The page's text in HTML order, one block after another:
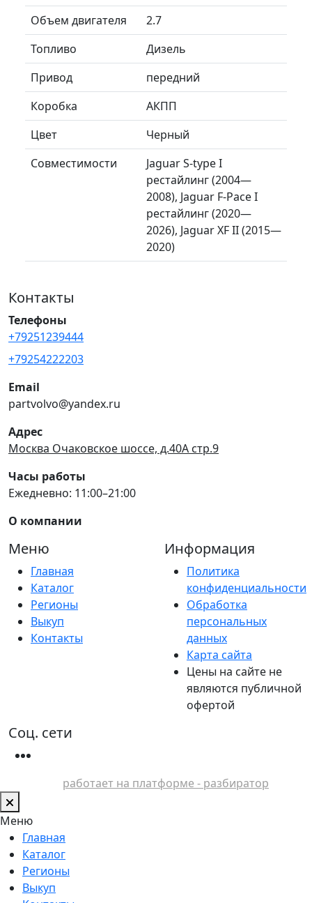
Объем двигателя
2.7
Топливо
Дизель
Привод
передний
Коробка
АКПП
Цвет
Черный
Совместимости
Jaguar S-type I
рестайлинг (2004—
2008), Jaguar F-Pace I
рестайлинг (2020—
2026), Jaguar XF II (2015—
2020)
Контакты
Телефоны
+79251239444
+79254222203
Email
partvolvo@yandex.ru
Адрес
Москва Очаковское шоссе, д.40А стр.9
Часы работы
Ежедневно: 11:00–21:00
О компании
Меню
Главная
Каталог
Регионы
Выкуп
Контакты
Информация
Политика
конфиденциальности
Обработка
персональных
данных
Карта сайта
Цены на сайте не
являются публичной
офертой
Соц. сети
работает на платформе - разбиратор
Меню
Главная
Каталог
Регионы
Выкуп